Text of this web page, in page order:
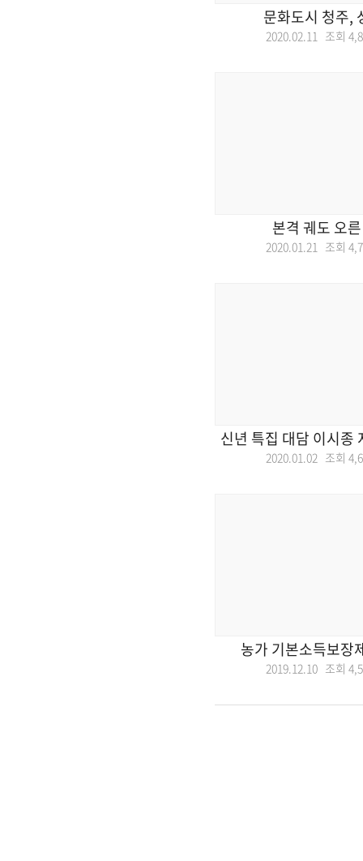
문화도시 청주,
2020.02.11 조회
본격 궤도 오
2020.01.21 조회
신년 특집 대담 이시종
2020.01.02 조회
농가 기본소득보장
2019.12.10 조회